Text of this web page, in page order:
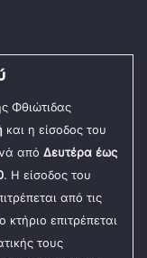
Φθιώτιδας
και η είσοδος του
από Δευτέρα έως
. Η είσοδος του
από τις
επιτρέπεται
τους